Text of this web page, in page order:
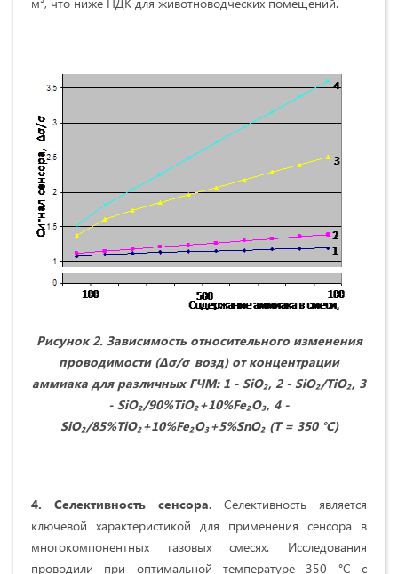
м³, что ниже ПДК для животноводческих помещений.
Рисунок 2. Зависимость относительного изменения
проводимости (Δσ/σ_возд) от концентрации
аммиака для различных ГЧМ: 1 - SiO₂, 2 - SiO₂/TiO₂, 3
- SiO₂/90%TiO₂+10%Fe₂O₃, 4 -
SiO₂/85%TiO₂+10%Fe₂O₃+5%SnO₂ (Т = 350 °C)
4. Селективность сенсора.Селективность является
ключевой характеристикой для применения сенсора в
многокомпонентных газовых смесях. Исследования
проводили при оптимальной температуре 350 °C с